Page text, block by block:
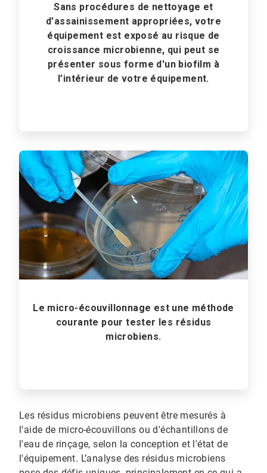
Sans procédures de nettoyage et
d’assainissement appropriées, votre
équipement est exposé au risque de
croissance microbienne, qui peut se
présenter sous forme d'un biofilm à
l’intérieur de votre équipement.
ArticleTile
de
3
Le micro-écouvillonnage est une méthode
courante pour tester les résidus
microbiens.
Les résidus microbiens peuvent être mesurés à
l'aide de micro-écouvillons ou d'échantillons de
l'eau de rinçage, selon la conception et l'état de
l'équipement. L’analyse des résidus microbiens